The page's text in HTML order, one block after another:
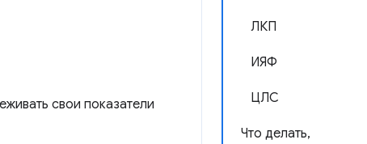
ЛКП
ИЯФ
ЦЛС
Что делать,
свои показатели